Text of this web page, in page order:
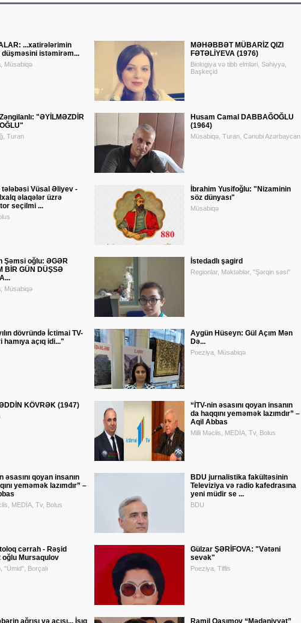
...xatirələrimin
düşməsini istəmirəm...
Müsabiqə
MƏHƏBBƏT MÜBARİZ QIZI
FƏTƏLİYEVA (1976)
Biologiya və tibb elmləri, Səhiyyə,
Başkeçid
"ƏYİLMƏZDİR
Turan
Husam Camal DABBAĞOĞLU
(1964)
Müsabiqə, Turan, Cənubi Azərbaycan
tələbəsi Vüsal Əliyev -
əlaqələr üzrə
seçilmi ...
İbrahim Yusifoğlu: "Nizaminin
söz dünyası"
Müsabiqə
Şəmsi oğlu: ƏGƏR
BİR GÜN DÜŞSƏ
Müsabiqə
İstedadlı şagird
Regionlar, Məktəblər, "Şərqin səsi"
dövründə İctimai TV-
hamıya açıq idi..."
Aygün Hüseyn: Gül Açım Mən
Də...
Poeziya, Müsabiqə
KÖVRƏK (1947)
“İTV-nin əsasını qoyan insanın
da haqqını yeməmək lazımdır” –
Aqil Abbas
Milli Məclis, MEDİA, Tv, Bolus
əsasını qoyan insanın
yeməmək lazımdır” –
MEDİA, Tv, Bolus
BDU jurnalistika fakültəsinin
Televiziya və radio kafedrasına
yeni müdir se ...
BDU
cərrah - Rəşid
oğlu Mursaqulov
"Ümid", Borçalı
Gülzar ŞƏRİFOVA: "Vətəni
sevək"
Poeziya, Tiflis
ağrısı və acısı... İşıq
Ramil Qasımov “Mədəniyyət”